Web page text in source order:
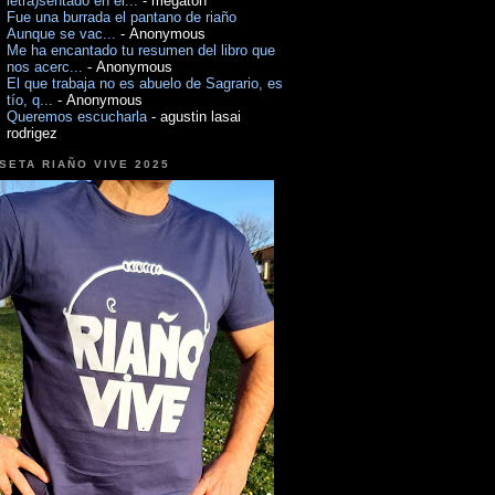
Fue una burrada el pantano de riaño
Aunque se vac...
- Anonymous
Me ha encantado tu resumen del libro que
nos acerc...
- Anonymous
El que trabaja no es abuelo de Sagrario, es
tío, q...
- Anonymous
Queremos escucharla - agustin lasai
rodrigez
RIAÑO VIVE 2025